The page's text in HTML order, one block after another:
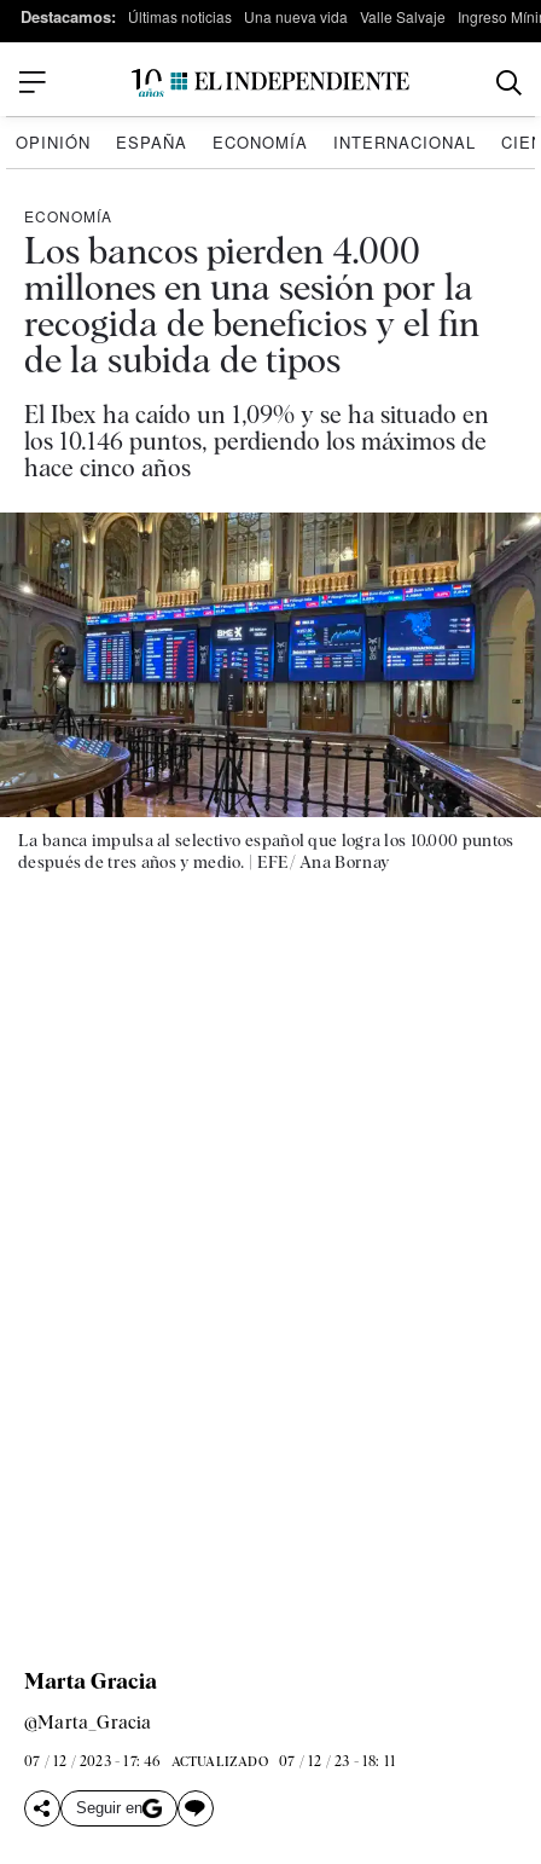
Destacamos: Últimas noticias Una nueva vida Valle Salvaje Ingreso
OPINIÓN ESPAÑA ECONOMÍA INTERNACIONAL
ECONOMÍA
Los bancos pierden 4.000
millones en una sesión por la
recogida de beneficios y el fin
de la subida de tipos
El Ibex ha caído un 1,09% y se ha situado en
los 10.146 puntos, perdiendo los máximos de
hace cinco años
La banca impulsa al selectivo español que logra los 10.000 puntos
después de tres años y medio. | EFE/ Ana Bornay
Marta Gracia
@Marta_Gracia
07 / 12 / 2023 - 17: 46 ACTUALIZADO 07 / 12 / 23 - 18: 11
Seguir en